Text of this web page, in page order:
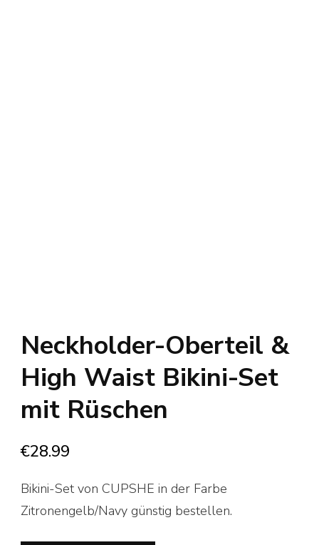
Neckholder-Oberteil &
High Waist Bikini-Set
mit Rüschen
€28.99
Bikini-Set von CUPSHE in der Farbe
Zitronengelb/Navy günstig bestellen.